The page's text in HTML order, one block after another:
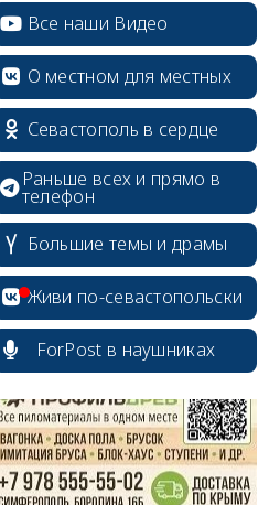
Все наши Видео
О местном для местных
Севастополь в сердце
Раньше всех и прямо в
телефон
Большие темы и драмы
Живи по-севастопольски
ForPost в наушниках
erid: 2SDnjcrDNw6
erid: 2SDnjdPjgYS